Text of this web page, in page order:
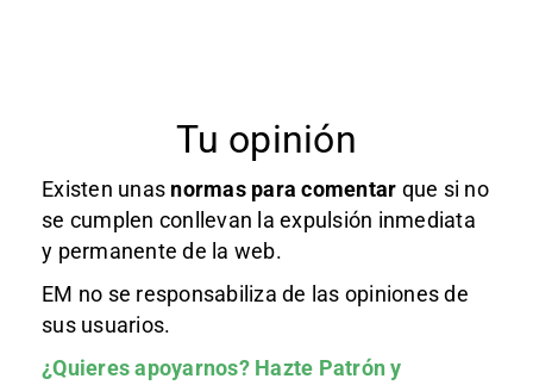
Tu opinión
Existen unas normas para comentar que si no
se cumplen conllevan la expulsión inmediata
y permanente de la web.
EM no se responsabiliza de las opiniones de
sus usuarios.
¿Quieres apoyarnos? Hazte Patróny